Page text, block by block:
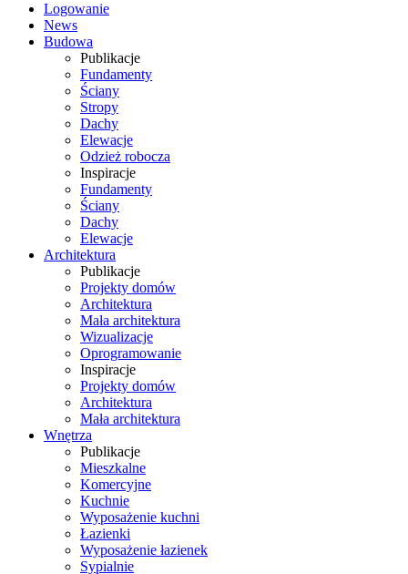
Logowanie
News
Budowa
Publikacje
Fundamenty
Ściany
Stropy
Dachy
Elewacje
Odzież robocza
Inspiracje
Fundamenty
Ściany
Dachy
Elewacje
Architektura
Publikacje
Projekty domów
Architektura
Mała architektura
Wizualizacje
Oprogramowanie
Inspiracje
Projekty domów
Architektura
Mała architektura
Wnętrza
Publikacje
Mieszkalne
Komercyjne
Kuchnie
Wyposażenie kuchni
Łazienki
Wyposażenie łazienek
Sypialnie